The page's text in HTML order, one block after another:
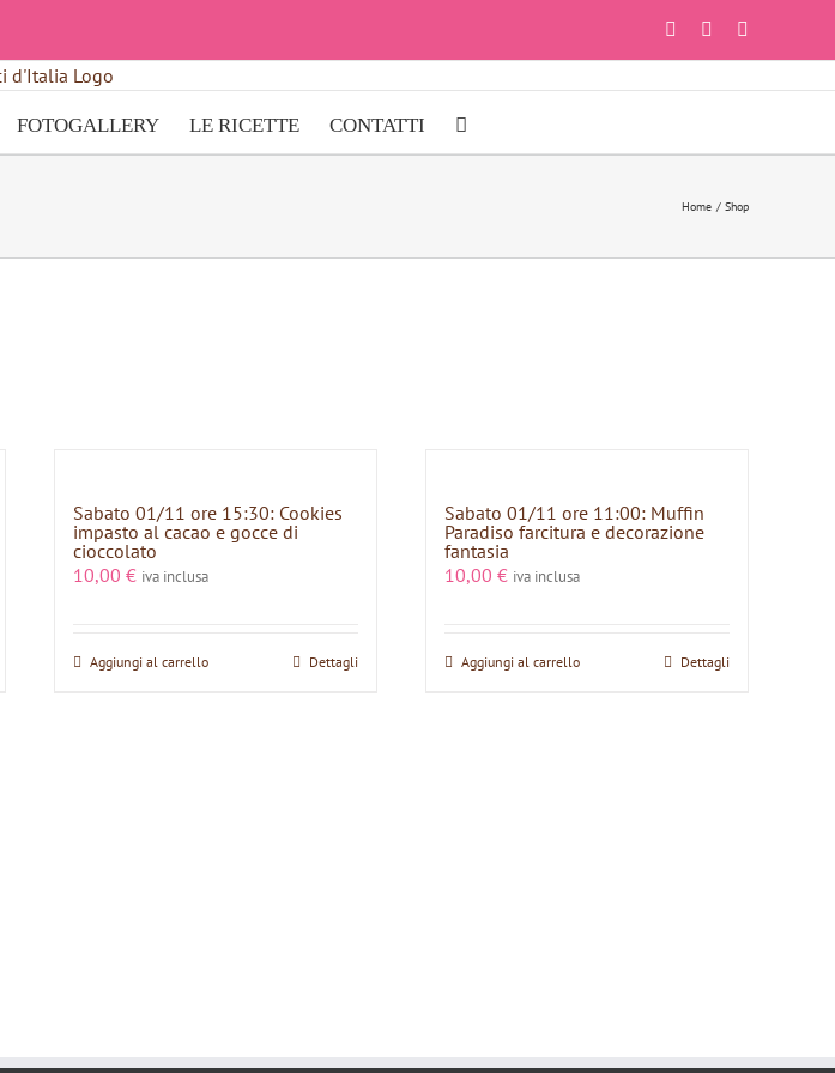
FacebookInstagram
FOTOGALLERY LE RICETTE CONTATTI
Home Shop
Sabato 01/11 ore 15:30: Cookies
impasto al cacao e gocce di
cioccolato
10,00 € iva inclusa
Aggiungi al carrello Dettagli
Sabato 01/11 ore 11:00: Muffin
Paradiso farcitura e decorazione
fantasia
10,00 € iva inclusa
Aggiungi al carrello Dettagli